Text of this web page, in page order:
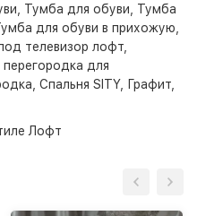
Тумба для обуви
Тумба
для обуви в прихожую
телевизор лофт
для
Спальня SITY, Графит
Лофт